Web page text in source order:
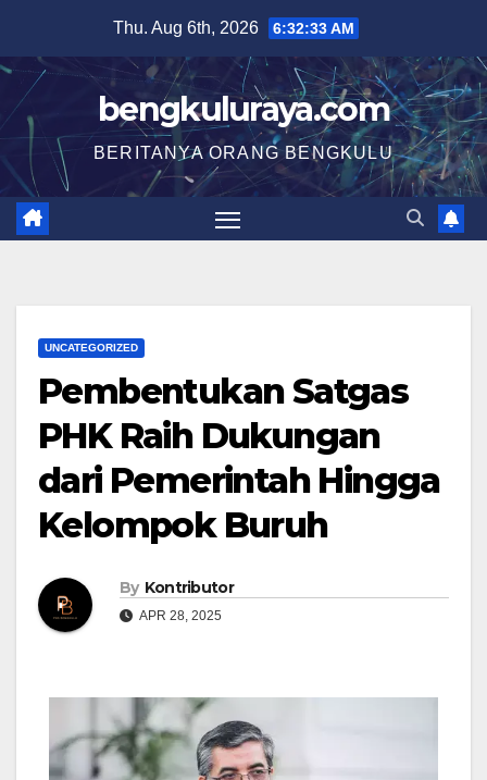
content
Thu. Aug 6th, 2026 6:32:33 AM
bengkuluraya.com
BERITANYA ORANG BENGKULU
UNCATEGORIZED
Pembentukan Satgas
PHK Raih Dukungan
dari Pemerintah Hingga
Kelompok Buruh
By Kontributor
APR 28, 2025